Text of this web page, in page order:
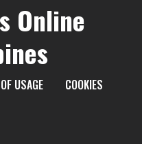
Online
USAGE
COOKIES